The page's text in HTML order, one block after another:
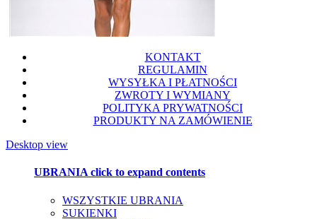
KONTAKT
REGULAMIN
WYSYŁKA I PŁATNOŚCI
ZWROTY I WYMIANY
POLITYKA PRYWATNOŚCI
PRODUKTY NA ZAMÓWIENIE
Desktop view
UBRANIAclick to expand contents
WSZYSTKIE UBRANIA
SUKIENKI